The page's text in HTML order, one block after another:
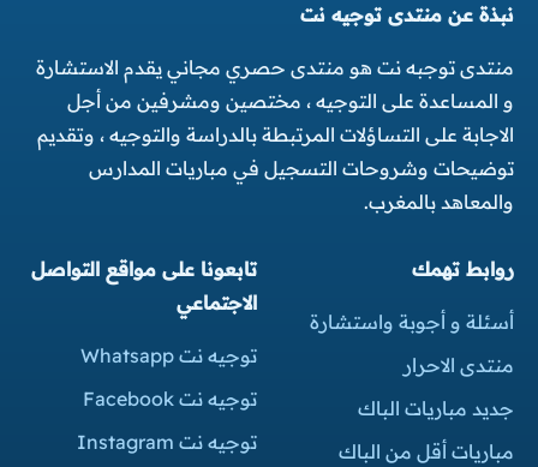
نبذة عن منتدى توجيه نت
منتدى توجبه نت هو منتدى حصري مجاني يقدم الاستشارة
و المساعدة على التوجيه ، مختصين ومشرفين من أجل
الاجابة على التساؤلات المرتبطة بالدراسة والتوجيه ، وتقديم
توضيحات وشروحات التسجيل في مباريات المدارس
والمعاهد بالمغرب.
روابط تهمك
أسئلة و أجوبة واستشارة
منتدى الاحرار
جديد مباريات الباك
مباريات أقل من الباك
تابعونا على مواقع التواصل
الاجتماعي
توجيه نت Whatsapp
توجيه نت Facebook
توجيه نت Instagram